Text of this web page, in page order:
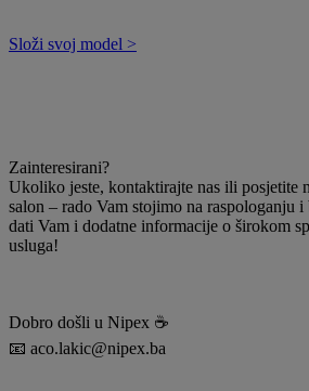
Složi svoj model >
Zainteresirani?
Ukoliko jeste, kontaktirajte nas ili posjetite
salon – rado Vam stojimo na raspologanju
dati Vam i dodatne informacije o širokom
usluga!
Dobro došli u Nipex ☕️
📧 aco.lakic@nipex.ba